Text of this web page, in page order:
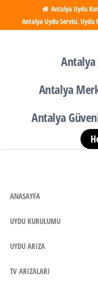
atla
Antalya Uydu
Antalya Uydu Servisi, Uydu
Antalya
Antalya
ANASAYFA
UYDU KURULUMU
UYDU ARIZA
TV ARIZALARI